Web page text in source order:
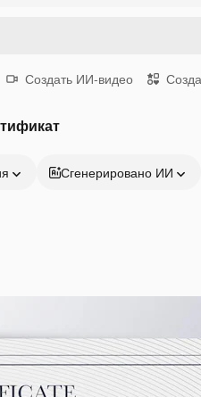
Создать ИИ-видео
Сгенерировано ИИ